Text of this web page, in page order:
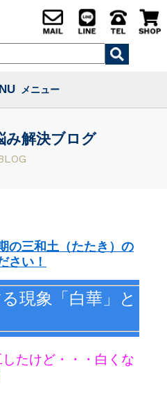
メニュー
み解決ブログ
の三和土（たたき）の
さい！
現象「白華」と
たけど・・・白くな